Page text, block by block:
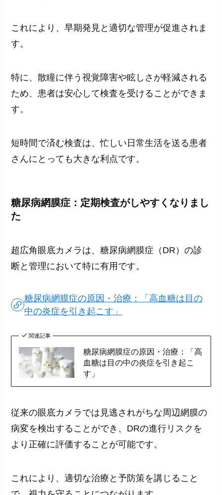
これにより、早期発見と適切な管理が促進されま
す。
特に、散瞳に伴う視覚障害や眩しさが軽減される
ため、患者は安心して検査を受けることができま
す。
短時間で済む検査は、忙しい日常生活を送る患者
さんにとっても大きな利点です。
糖尿病網膜症：定期検査がしやすくなりまし
た
超広角眼底カメラは、糖尿病網膜症（DR）の診
断と管理において特に有用です。
糖尿病網膜症の原因・治療：「高血糖は目の
中の炎症を引き起こす」
関連記事
糖尿病網膜症の原因・治療：「高
血糖は目の中の炎症を引き起こ
す」
従来の眼底カメラでは見逃されがちな周辺網膜の
病変を検出することができ、DRの進行リスクを
より正確に評価することが可能です。
これにより、適切な治療と予防策を講じること